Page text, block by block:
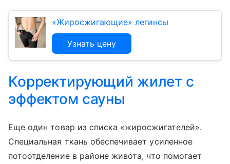
«Жиросжигающие» легинсы
Узнать цену
Корректирующий жилет с
эффектом сауны
Еще один товар из списка «жиросжигателей».
Специальная ткань обеспечивает усиленное
потоотделение в районе живота, что помогает